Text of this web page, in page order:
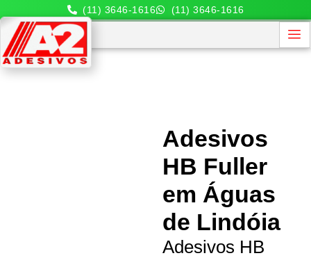
(11) 3646-1616 (11) 3646-1616
Adesivos
HB Fuller
em Águas
de Lindóia
Adesivos HB